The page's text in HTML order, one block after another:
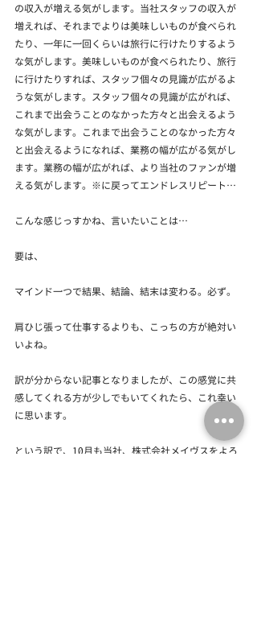
の収入が増える気がします。当社スタッフの収入が
増えれば、それまでよりは美味しいものが食べられ
たり、一年に一回くらいは旅行に行けたりするよう
な気がします。美味しいものが食べられたり、旅行
に行けたりすれば、スタッフ個々の見識が広がるよ
うな気がします。スタッフ個々の見識が広がれば、
これまで出会うことのなかった方々と出会えるよう
な気がします。これまで出会うことのなかった方々
と出会えるようになれば、業務の幅が広がる気がし
ます。業務の幅が広がれば、より当社のファンが増
える気がします。※に戻ってエンドレスリピート…
こんな感じっすかね、言いたいことは…
要は、
マインド一つで結果、結論、結末は変わる。必ず。
肩ひじ張って仕事するよりも、こっちの方が絶対い
いよね。
訳が分からない記事となりましたが、この感覚に共
感してくれる方が少しでもいてくれたら、これ幸い
に思います。
という訳で、10月も当社、株式会社メイヴスをよろ